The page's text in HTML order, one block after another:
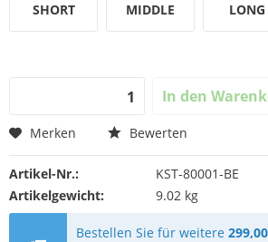
SHORT MIDDLE LONG
In den
Merken Bewerten
Artikel-Nr.:
KST-80001-BE
Artikelgewicht:
9.02 kg
Bestellen Sie für weitere